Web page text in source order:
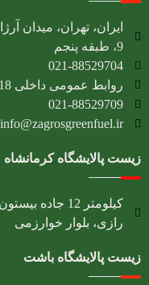
9، طبقه پنجم
021-88529704
روابط عمومی داخلی 118
021-88529709
info@zagrosgreenfuel.ir​
زیست پالایشگاه کرمانشاه
کیلومتر 12
رازی، بلوار خوارزمی
زیست پالایشگاه باشت